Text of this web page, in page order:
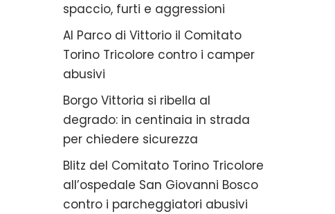
spaccio, furti e aggressioni
Al Parco di Vittorio il Comitato
Torino Tricolore contro i camper
abusivi
Borgo Vittoria si ribella al
degrado: in centinaia in strada
per chiedere sicurezza
Blitz del Comitato Torino Tricolore
all’ospedale San Giovanni Bosco
contro i parcheggiatori abusivi